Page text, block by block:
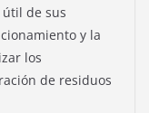
de sus
y la
los
de residuos